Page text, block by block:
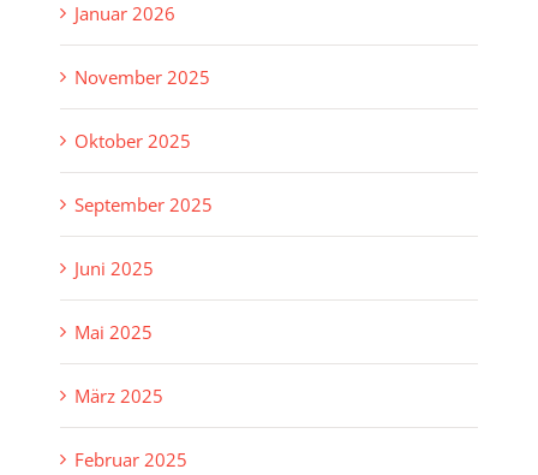
Januar 2026
November 2025
Oktober 2025
September 2025
Juni 2025
Mai 2025
März 2025
Februar 2025